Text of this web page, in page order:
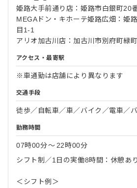
姫路大手前通り店：姫路市白銀町20
MEGAドン・キホーテ姫路広畑：姫
目1-1
アリオ加古川店：加古川市別府町緑
アクセス・最寄駅
※車通勤は店舗により異なります
交通手段
徒歩／自転車／車／バイク／電車／
勤務時間
07時00分〜22時00分
シフト制／1日の実働8時間：休憩あり
＜シフト例＞